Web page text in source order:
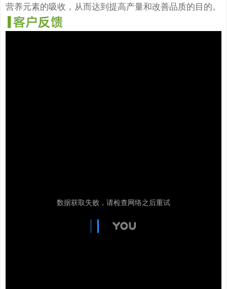
营养元素的吸收，从而达到提高产量和改善品质的目的。